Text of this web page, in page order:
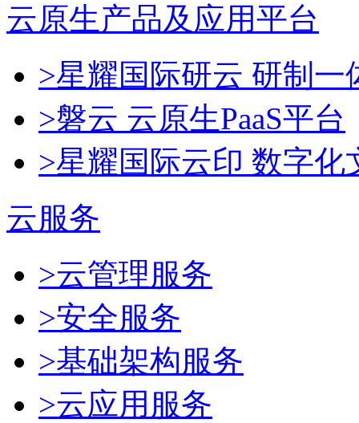
云原生产品及应用平台
>星耀国际研云 研制
>磐云 云原生PaaS平台
>星耀国际云印 数字化
云服务
>云管理服务
>安全服务
>基础架构服务
>云应用服务